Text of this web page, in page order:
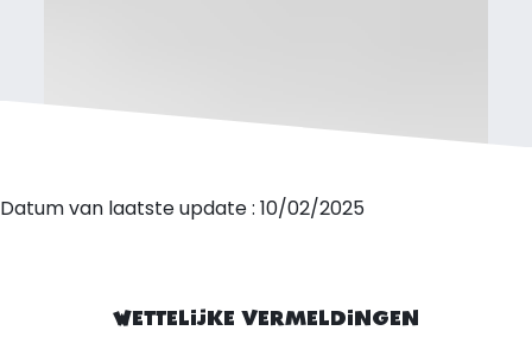
Datum van laatste update : 10/02/2025
WETTELIJKE VERMELDINGEN